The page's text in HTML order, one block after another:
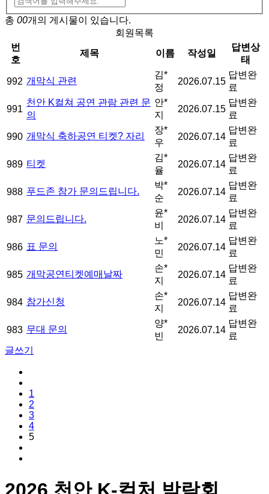
총 00개의 게시물이 있습니다.
회원목록
번
호
제목 이름 작성일
답변상
태
992 개막식 관련
김*
정
2026.07.15
답변완
료
991
천안 K컬쳐 공연 관람 관련 문
의
안*
지
2026.07.15
답변완
료
990 개막식 축하공연 티켓? 자리
장*
우
2026.07.14
답변완
료
989 티켓
김*
율
2026.07.14
답변완
료
988 푸드존 참가 문의드립니다.
박*
순
2026.07.14
답변완
료
987 문의드립니다.
윤*
비
2026.07.14
답변완
료
986 표 문의
노*
민
2026.07.14
답변완
료
985 개막공연티켓예매날짜
손*
지
2026.07.14
답변완
료
984 참가신청
손*
지
2026.07.14
답변완
료
983 무대 문의
양*
빈
2026.07.14
답변완
료
글쓰기
1
2
3
4
5